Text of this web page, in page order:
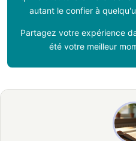
autant le confier à
Partagez votre expérience
été votre meilleur